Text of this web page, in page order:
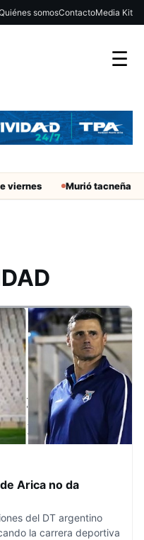
somosContactoMedia Kit
☰
viernes Murió tacneña
Arica no da
del DT argentino
la carrera deportiva